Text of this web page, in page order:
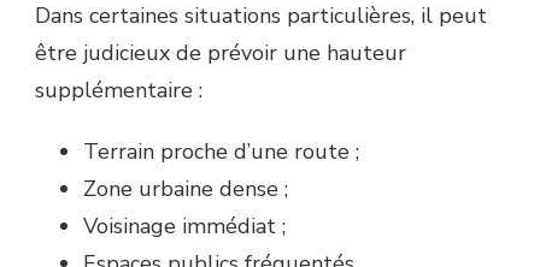
Dans certaines situations particulières, il peut
être judicieux de prévoir une hauteur
supplémentaire :
Terrain proche d’une route ;
Zone urbaine dense ;
Voisinage immédiat ;